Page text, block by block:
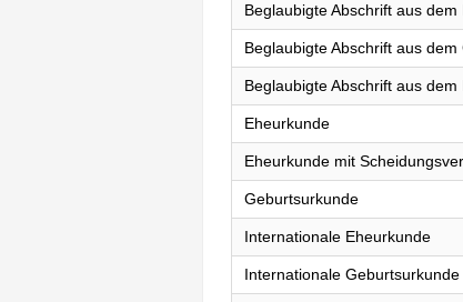
Beglaubigte Abschrift aus dem
Beglaubigte Abschrift aus
Beglaubigte Abschrift aus
Eheurkunde
Eheurkunde mit
Geburtsurkunde
Internationale Eheurkunde
Internationale Geburtsurkunde